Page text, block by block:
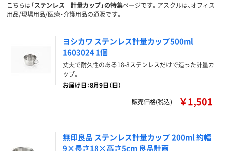
こちらは「ステンレス 計量カップ」の特集ページです。アスクルは、オフィス
用品/現場用品/医療・介護用品の通販です。
ヨシカワ ステンレス計量カップ500ml
1603024 1個
丈夫で耐久性のある18-8ステンレスだけで造った計量カ
ップ。
お届け日：8月9日（日）
販売価格(税込)
￥1,501
無印良品 ステンレス計量カップ 200ml 約幅
9×長さ18×高さ5cm 良品計画